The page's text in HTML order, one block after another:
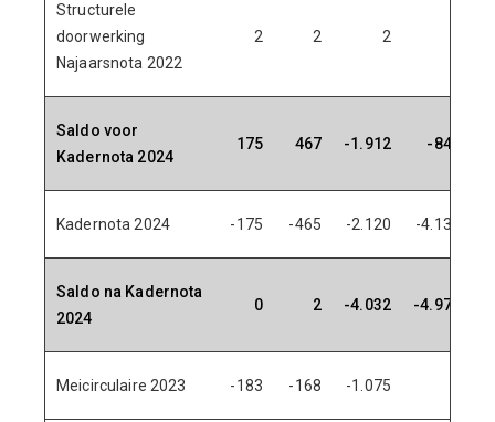
Structurele
doorwerking
Najaarsnota 2022
2 2 2
Saldo voor
Kadernota 2024
175 467 -1.912 -841
Kadernota 2024 -175 -465 -2.120 -4.131
Saldo na Kadernota
2024
0 2 -4.032 -4.972
Meicirculaire 2023 -183 -168 -1.075